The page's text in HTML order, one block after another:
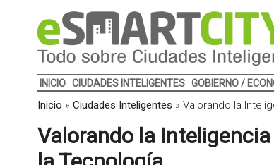
INICIO CIUDADES INTELIGENTES GOBIERNO /
Inicio » Ciudades Inteligentes » Valorando la
Valorando la